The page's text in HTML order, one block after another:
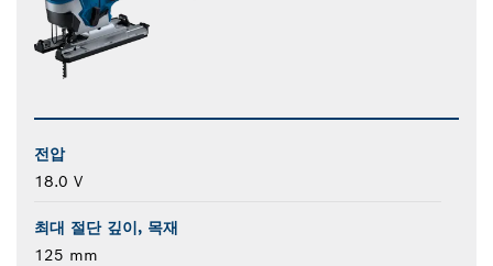
전압
18.0 V
최대 절단 깊이, 목재
125 mm